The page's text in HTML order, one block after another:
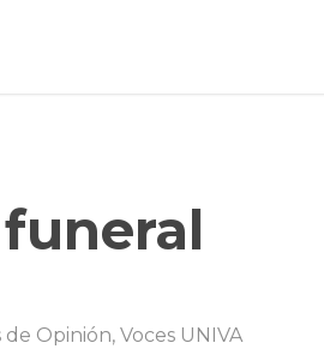
de Opinión, Voces UNIVA